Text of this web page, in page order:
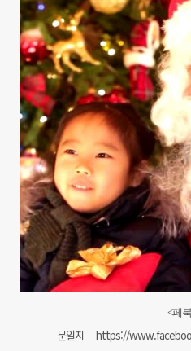
<페
문일지
https://